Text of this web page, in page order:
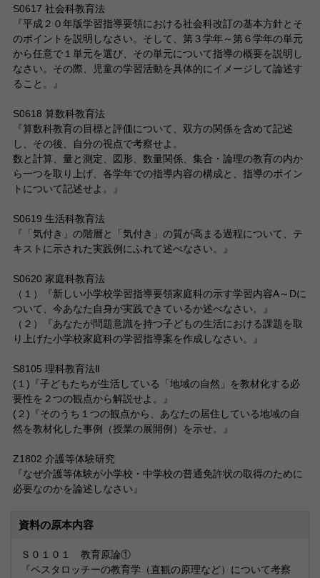
S0617 社会科教育法
『平成２０年版学習指導要領における社会科改訂の基本方針とそ
のポイントを説明しなさい。そして、第３学年～第６学年の単元
から任意で１単元を選び、その単元について指導の概要を説明し
なさい。その際、児童の学習活動を具体的にイメージして論述す
ること。』
S0618 算数科教育法
『算数科教育の目標と評価について、双方の関係を含めて記述
し、その後、自分の視点で考察せよ。
数と計算、量と測定、図形、数量関係、集合・論理の教育の内か
ら一つを取り上げ、各学年での指導内容の構成と、指導のポイン
トについて記述せよ。』
S0619 生活科教育法
『「気付き」の階層と「気付き」の質が高まる過程について、テ
キストに示された実践例にふれて述べなさい。』
S0620 家庭科教育法
（１）『新しい小学校学習指導要領家庭科の示す学習内容A～Dに
ついて、今あなた自身が実践できているか述べなさい。』
（２）『あなたが問題意識を持つ子どもの生活における課題を取
り上げた小学校家庭科の学習指導案を作成しなさい。』
S8105 理科教育法Ⅱ
(１)『子どもたちが生活している「地域の自然」を教材化する必
要性を２つの観点から解説せよ。』
(２)『そのうち１つの観点から、あなたの居住している地域の自
然を教材化した事例（授業の展開例）を示せ。』
Z1802 介護等体験研究
『なぜ介護等体験が小学校・中学校の普通免許状の取得のために
必要なのかを論述しなさい』
資料の原本内容
Ｓ０１０１ 教育原論①
『ペスタロッチーの教育学（直観の原理など）について考察